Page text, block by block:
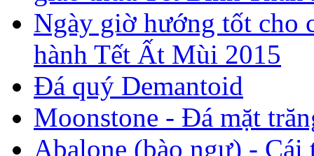
Ngày giờ hướng tốt cho
hành Tết Ất Mùi 2015
Đá quý Demantoid
Moonstone - Đá mặt
Abalone (bào ngư) - Cái